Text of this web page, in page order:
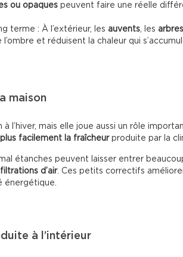
ou opaques peuvent faire une réelle
terme : À l’extérieur, les auvents , les arbres
et réduisent la chaleur qui
maison
l’hiver, mais elle joue aussi un rôle
facilement la fraîcheurproduite par la
étanches peuvent laisser entrer
d’air. Ces petits correctifs
énergétique.
à l’intérieur